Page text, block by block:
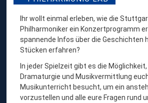
Ihr wollt einmal erleben, wie die
Philharmoniker ein Konzertprogramm
spannende Infos über die Geschichten
Stücken erfahren?
In jeder Spielzeit gibt es die
Dramaturgie und Musikvermittlung
Musikunterricht besucht, um ein
vorzustellen und alle eure Fragen rund